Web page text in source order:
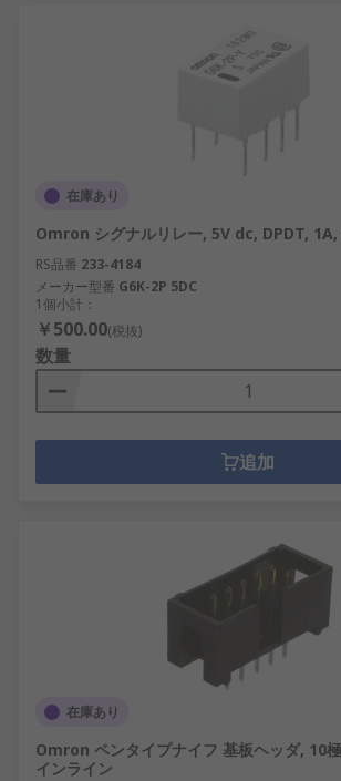
在庫あり
Omron シグナルリレー, 5V dc, DPDT, 1A,
RS品番 233-4184
メーカー型番 G6K-2P 5DC
1個小計：
￥500.00(税抜)
数量
追加
在庫あり
Omron ペンタイプナイフ 基板ヘッダ, 10
インライン